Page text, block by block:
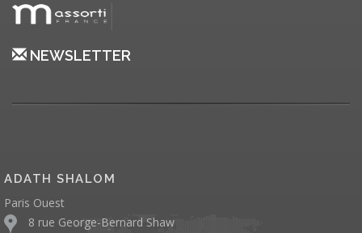
NEWSLETTER
ADATH SHALOM
Paris Ouest
8 rue George-Bernard Shaw